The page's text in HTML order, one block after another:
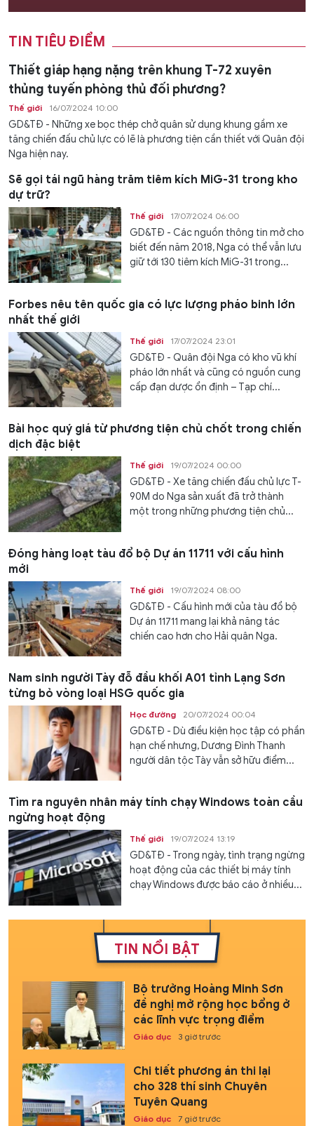
TIN TIÊU ĐIỂM
Thiết giáp hạng nặng trên khung T-72 xuyên
thủng tuyến phòng thủ đối phương?
Thế giới 16/07/2024 10:00
GD&TĐ - Những xe bọc thép chở quân sử dụng khung gầm xe
tăng chiến đấu chủ lực có lẽ là phương tiện cần thiết với Quân đội
Nga hiện nay.
Sẽ gọi tái ngũ hàng trăm tiêm kích MiG-31 trong kho
dự trữ?
Thế giới 17/07/2024 06:00
GD&TĐ - Các nguồn thông tin mở cho
biết đến năm 2018, Nga có thể vẫn lưu
giữ tới 130 tiêm kích MiG-31 trong...
Forbes nêu tên quốc gia có lực lượng pháo binh lớn
nhất thế giới
Thế giới 17/07/2024 23:01
GD&TĐ - Quân đội Nga có kho vũ khí
pháo lớn nhất và cũng có nguồn cung
cấp đạn dược ổn định – Tạp chí...
Bài học quý giá từ phương tiện chủ chốt trong chiến
dịch đặc biệt
Thế giới 19/07/2024 00:00
GD&TĐ - Xe tăng chiến đấu chủ lực T-
90M do Nga sản xuất đã trở thành
một trong những phương tiện chủ...
Đóng hàng loạt tàu đổ bộ Dự án 11711 với cấu hình
mới
Thế giới 19/07/2024 08:00
GD&TĐ - Cấu hình mới của tàu đổ bộ
Dự án 11711 mang lại khả năng tác
chiến cao hơn cho Hải quân Nga.
Nam sinh người Tày đỗ đầu khối A01 tỉnh Lạng Sơn
từng bỏ vòng loại HSG quốc gia
Học đường 20/07/2024 00:04
GD&TĐ - Dù điều kiện học tập có phần
hạn chế nhưng, Dương Đình Thanh
người dân tộc Tày vẫn sở hữu điểm...
Tìm ra nguyên nhân máy tính chạy Windows toàn cầu
ngừng hoạt động
Thế giới 19/07/2024 13:19
GD&TĐ - Trong ngày, tình trạng ngừng
hoạt động của các thiết bị máy tính
chạy Windows được báo cáo ở nhiều...
TIN NỔI BẬT
Bộ trưởng Hoàng Minh Sơn
đề nghị mở rộng học bổng ở
các lĩnh vực trọng điểm
Giáo dục 3 giờ trước
Chi tiết phương án thi lại
cho 328 thí sinh Chuyên
Tuyên Quang
Giáo dục 7 giờ trước